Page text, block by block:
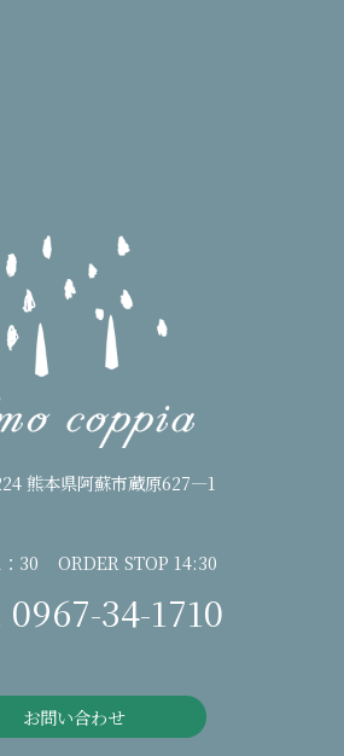
熊本県阿蘇市蔵原627―1
：30 ORDER STOP 14:30
34-1710
お問い合わせ